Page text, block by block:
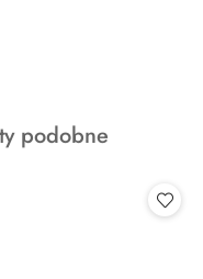
podobne